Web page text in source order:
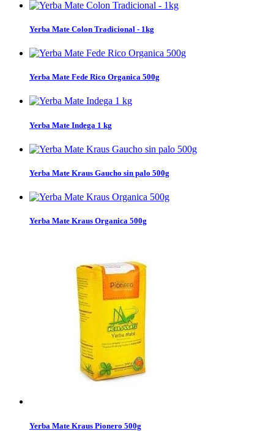
Yerba Mate Colon Tradicional - 1kg
Yerba Mate Fede Rico Organica 500g
Yerba Mate Indega 1 kg
Yerba Mate Kraus Gaucho sin palo 500g
Yerba Mate Kraus Organica 500g
Yerba Mate Kraus Pionero 500g